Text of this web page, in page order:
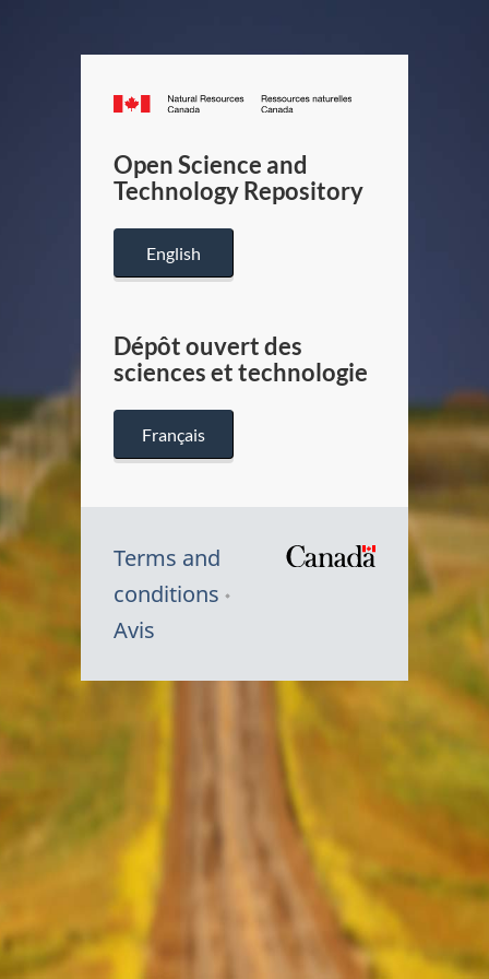
Canada.ca
/
Canada
Open Science and
Technology Repository
English
Dépôt ouvert des
sciences et technologie
Français
Terms and
conditions
Avis
Symbole
Canada